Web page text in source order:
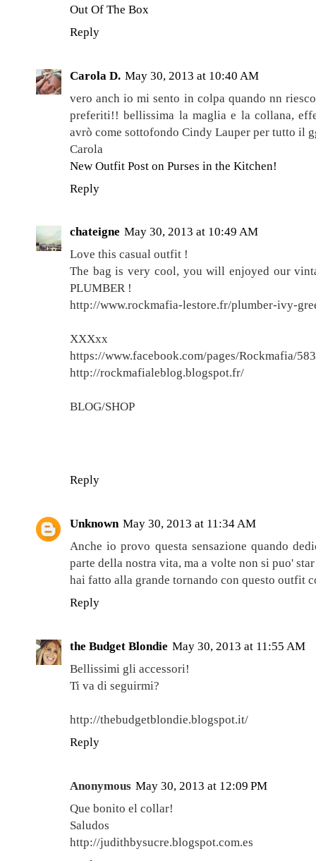
Out Of The Box
Reply
Carola D. May 30, 2013 at 10:40 AM
vero anch io mi sento in colpa quando nn
preferiti!! bellissima la maglia e la collana,
avrò come sottofondo Cindy Lauper per tutto il
Carola
New Outfit Post on Purses in the Kitchen!
Reply
chateigne May 30, 2013 at 10:49 AM
Love this casual outfit !
The bag is very cool, you will enjoyed our
PLUMBER !
http://www.rockmafia-lestore.fr/plumber-ivy-
XXXxx
https://www.facebook.com/pages/Rockmafia/
http://rockmafialeblog.blogspot.fr/
BLOG/SHOP
Reply
Unknown May 30, 2013 at 11:34 AM
Anche io provo questa sensazione quando
parte della nostra vita, ma a volte non si puo'
hai fatto alla grande tornando con questo outfit
Reply
the Budget Blondie May 30, 2013 at 11:55 AM
Bellissimi gli accessori!
Ti va di seguirmi?
http://thebudgetblondie.blogspot.it/
Reply
Anonymous May 30, 2013 at 12:09 PM
Que bonito el collar!
Saludos
http://judithbysucre.blogspot.com.es